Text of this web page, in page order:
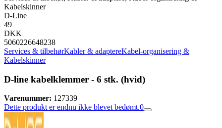
Kabelskinner
D-Line
49
DKK
5060226648238
Services & tilbehørKabler & adaptereKabel-organisering &
Kabelskinner
D-line kabelklemmer - 6 stk. (hvid)
Varenummer: 127339
Dette produkt er endnu ikke blevet bedømt.0